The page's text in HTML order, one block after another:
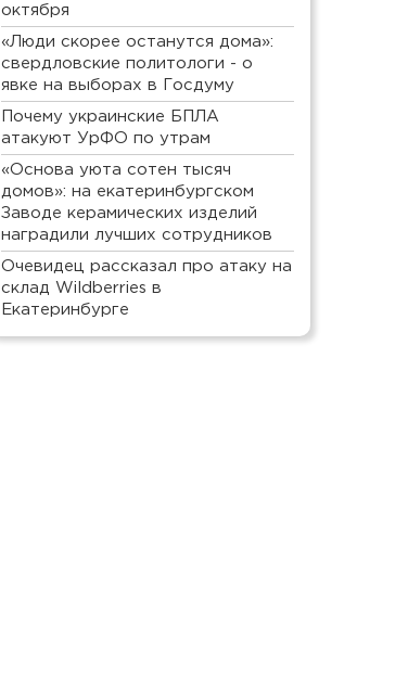
октября
«Люди скорее останутся дома»:
свердловские политологи - о
явке на выборах в Госдуму
Почему украинские БПЛА
атакуют УрФО по утрам
«Основа уюта сотен тысяч
домов»: на екатеринбургском
Заводе керамических изделий
наградили лучших сотрудников
Очевидец рассказал про атаку на
склад Wildberries в
Екатеринбурге